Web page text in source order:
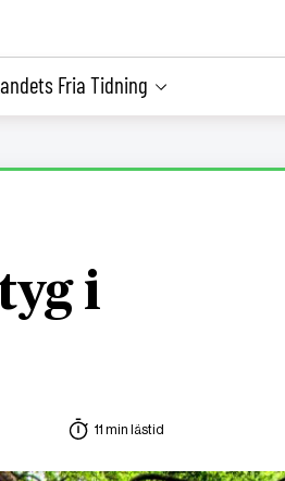
Fria Tidning
i
11 min lästid